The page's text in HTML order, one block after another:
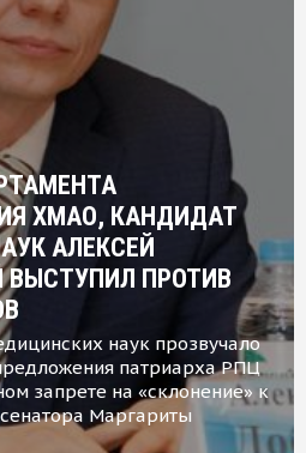
ХМАО, КАНДИДАТ
АЛЕКСЕЙ
ВЫСТУПИЛ ПРОТИВ
наук прозвучало
патриарха РПЦ
запрете на «склонение» к
Маргариты